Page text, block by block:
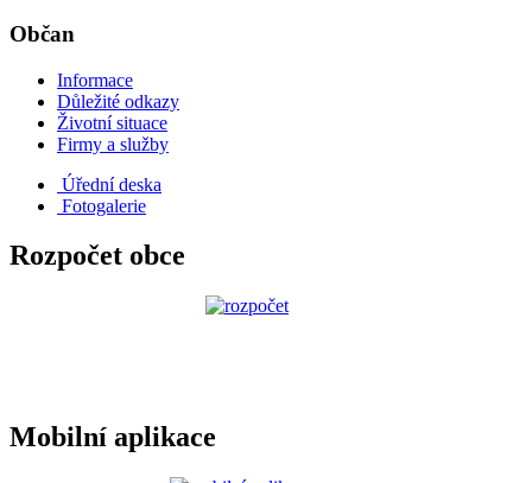
Občan
Informace
Důležité odkazy
Životní situace
Firmy a služby
Úřední deska
Fotogalerie
Rozpočet obce
Mobilní aplikace